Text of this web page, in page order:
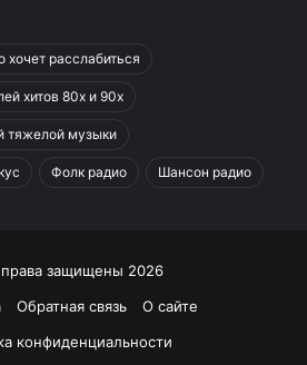
хочет расслабиться
хитов 80х и 90х
тяжелой музыки
Фолк радио Шансон радио
защищены 2026
Обратная связь
О сайте
конфиденциальности